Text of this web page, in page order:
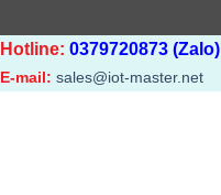
Hotline: 0379720873 (Zalo)
E-mail: sales@iot-master.net